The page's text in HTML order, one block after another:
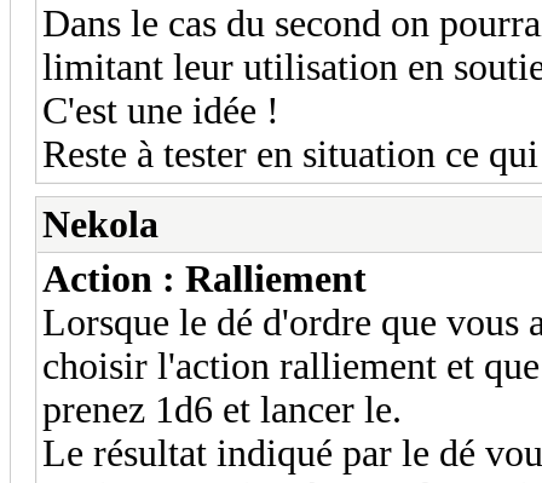
Dans le cas du second on
limitant leur utilisation en
C'est une idée !
Reste à tester en situation ce
Nekola
Action : Ralliement
Lorsque le dé d'ordre que vous
choisir l'action ralliement et
prenez 1d6 et lancer le.
Le résultat indiqué par le dé